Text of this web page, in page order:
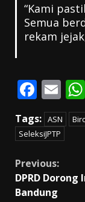
“Kami
Semua
rekam
F
ac
e
b
o
o
E
m
ai
l
Tags: ASN
SeleksiJPTP
Continue
Reading
Previous:
DPRD
Bandung